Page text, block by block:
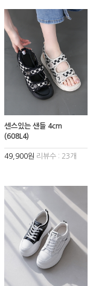
센스있는 샌들 4cm
(608L4)
49,900원 리뷰수 : 23개